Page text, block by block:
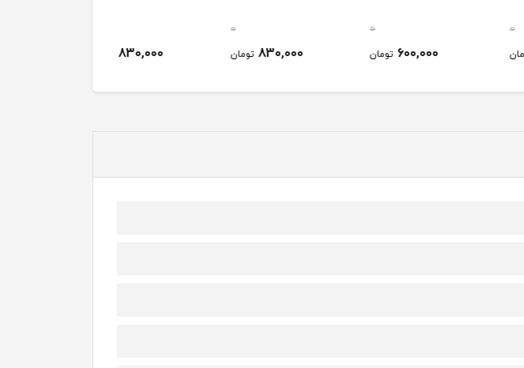
600,000 تومان 830,000 تومان 830,000 تومان